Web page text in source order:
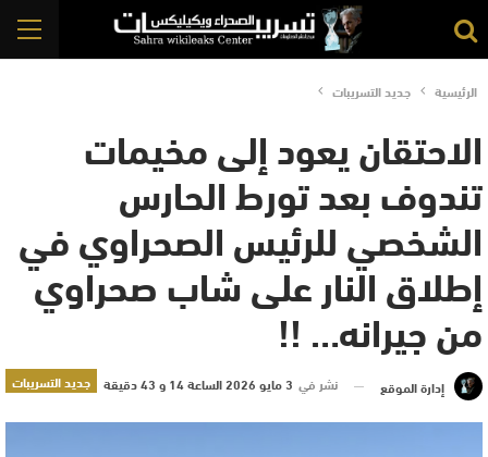
الرئيسية جديد التسريبات
الاحتقان يعود إلى مخيمات
تندوف بعد تورط الحارس
الشخصي للرئيس الصحراوي في
إطلاق النار على شاب صحراوي
من جيرانه… !!
جديد التسريبات إدارة الموقع نشر في 3 مايو 2026 الساعة 14 و 43 دقيقة